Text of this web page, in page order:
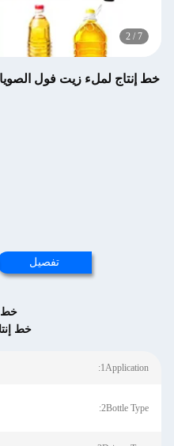
2 / 7
خط إنتاج لملء زيت فول
تفصيل
خط
خط
1Application:
2Bottle Type: